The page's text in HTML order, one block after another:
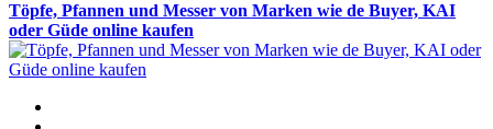
Töpfe, Pfannen und Messer von Marken wie de Buyer, KAI
oder Güde online kaufen